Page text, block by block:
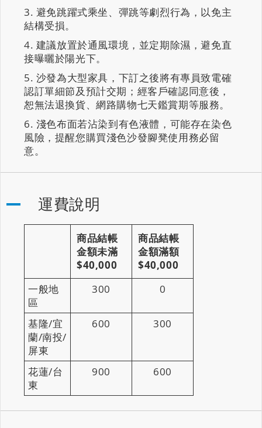
避免跳躍式乘坐、彈跳等劇烈行為，以免主
結構受損。
建議放置於通風環境，並定期除濕，避免直
接曝曬於陽光下。
沙發為大型家具，下訂之後將有專員致電確
認訂單細節及預計交期；經客戶確認同意後，
恕無法退換貨、網路購物七天鑑賞期等服務。
淺色布面若沾染到有色液體，可能存在染色
風險，提醒您購買淺色沙發腳凳使用務必留
意。
運費說明
商品結帳
金額未滿
$40,000
商品結帳
金額滿額
$40,000
一般地
區
300 0
基隆/宜
蘭/南投/
屏東
600 300
花蓮/台
東
900 600